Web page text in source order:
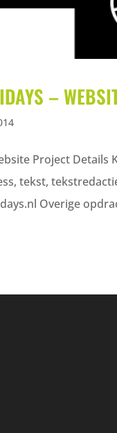
–
Project
tekst,
Overige